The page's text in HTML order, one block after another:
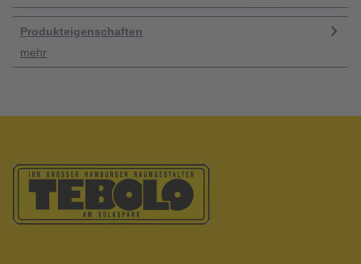
Produkteigenschaften
mehr